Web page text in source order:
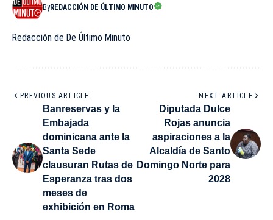
ByREDACCIÓN DE ÚLTIMO MINUTO
Redacción de De Último Minuto
PREVIOUS ARTICLE
Banreservas y la
Embajada
dominicana ante la
Santa Sede
clausuran Rutas de
Esperanza tras dos
meses de
exhibición en Roma
NEXT ARTICLE
Diputada Dulce
Rojas anuncia
aspiraciones a la
Alcaldía de Santo
Domingo Norte para
2028